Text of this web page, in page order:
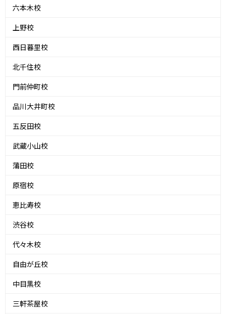
六本木校
上野校
西日暮里校
北千住校
門前仲町校
品川大井町校
五反田校
武蔵小山校
蒲田校
原宿校
恵比寿校
渋谷校
代々木校
自由が丘校
中目黒校
三軒茶屋校